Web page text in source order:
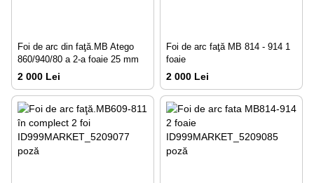
Foi de arc din faţă.MB Atego
860/940/80 a 2-a foaie 25 mm
2 000 Lei
Foi de arc faţă MB 814 - 914 1
foaie
2 000 Lei